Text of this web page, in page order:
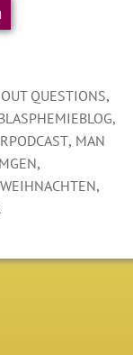
QUESTIONS,
,
, MAN
MGEN,
WEIHNACHTEN,